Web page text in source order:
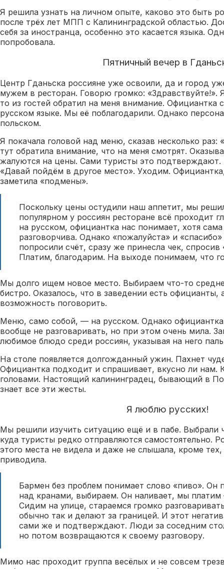
Я решила узнать на личном опыте, каково это быть
после трёх лет МПП с Калининградской областью.
себя за иностранца, особенно это касается языка.
попробовала.
Пятничный вечер в
Центр Гданьска россияне уже освоили, да и город
мужем в ресторан. Говорю громко: «Здравствуйте!».
то из гостей обратил на меня внимание. Официантка
русском языке. Мы её поблагодарили. Однако
польском.
Я покачала головой над меню, сказав несколько раз:
тут обратила внимание, что на меня смотрят.
жалуются на цены. Сами туристы это
«Давай пойдём в другое место». Уходим.
заметила «подмены».
Поскольку цены остудили наш аппетит, мы
популярном у россиян ресторане всё проходит
на русском, официантка нас понимает, хотя
разговорчива. Однако «пожалуйста» и
попросили счёт, сразу же принесла чек, спросив
Платим, благодарим. На выходе понимаем, что
Мы долго ищем новое место. Выбираем что-то
бистро. Оказалось, что в заведении есть официанты,
возможность поговорить.
Меню, само собой, — на русском. Однако официантка
вообще не разговаривать, но при этом очень мила.
любимое блюдо среди россиян, указывая на него
На столе появляется долгожданный ужин. Пахнет
Официантка подходит и спрашивает, вкусно ли нам.
головами. Настоящий калининградец, бывающий в
знает все эти жесты.
Я люблю русских!
Мы решили изучить ситуацию ещё и в пабе. Выбрали
куда туристы редко отправляются самостоятельно.
этого места не видела и даже не слышала, кроме
приводила.
Бармен без проблем понимает слово «пиво». Он
над кранами, выбираем. Он наливает, мы
Сидим на улице, стараемся громко
обычно так и делают за границей. И этот
сами же и подтверждают. Люди за соседним
но потом возвращаются к своему разговору.
Мимо нас проходит группа весёлых и не совсем